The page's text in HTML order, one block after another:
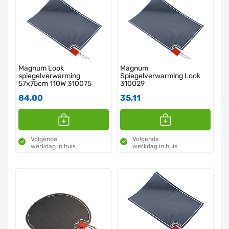
Magnum Look
spiegelverwarming
57x75cm 110W 310075
84,00
Volgende
werkdag in huis
Magnum
Spiegelverwarming Look
310029
35,11
Volgende
werkdag in huis